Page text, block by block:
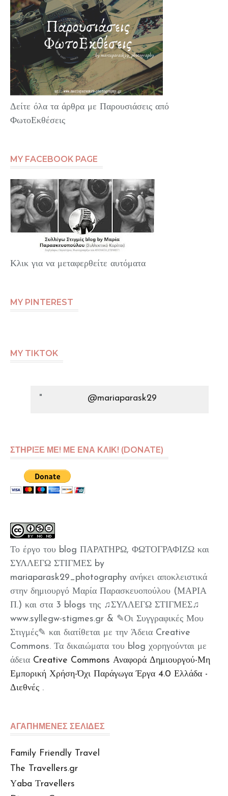
Δείτε όλα τα άρθρα με Παρουσιάσεις από
ΦωτοΕκθέσεις
MY FACEBOOK PAGE
Κλικ για να μεταφερθείτε αυτόματα
MY PINTEREST
MY TIKTOK
@mariaparask29
ΣΤΗΡΙΞΕ ΜΕ! ΜΕ ΕΝΑ ΚΛΙΚ! (DONATE)
Το έργο του blog ΠΑΡΑΤΗΡΩ, ΦΩΤΟΓΡΑΦΙΖΩ και
ΣΥΛΛΕΓΩ ΣΤΙΓΜΕΣ by
mariaparask29_photography ανήκει αποκλειστικά
στην δημιουργό Μαρία Παρασκευοπούλου (ΜΑΡΙΑ
Π.) και στα 3 blogs της ♫ΣΥΛΛΕΓΩ ΣΤΙΓΜΕΣ♫
www.syllegw-stigmes.gr & ✎Οι Συγγραφικές Μου
Στιγμές✎ και διατίθεται με την Άδεια Creative
Commons. Τα δικαιώματα του blog χορηγούνται με
άδεια Creative Commons Αναφορά Δημιουργού-Μη
Εμπορική Χρήση-Όχι Παράγωγα Έργα 4.0 Ελλάδα -
Διεθνές .
ΑΓΑΠΗΜΕΝΕΣ ΣΕΛΙΔΕΣ
Family Friendly Travel
The Travellers.gr
Υaba Τravellers